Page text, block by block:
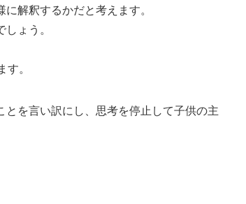
解釈するかだと考えます。
ょう。
。
を言い訳にし、思考を停止して子供の主